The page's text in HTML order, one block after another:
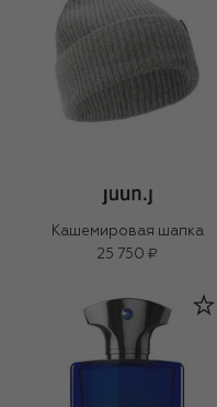
Кашемировая шапка
25 750 ₽